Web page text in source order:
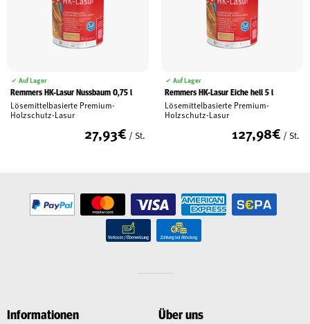
Auf Lager
Remmers HK-Lasur Nussbaum 0,75 l
Lösemittelbasierte Premium-
Holzschutz-Lasur
27,93€ / St.
Auf Lager
Remmers HK-Lasur Eiche hell 5 l
Lösemittelbasierte Premium-
Holzschutz-Lasur
127,98€ / St.
Informationen Über uns